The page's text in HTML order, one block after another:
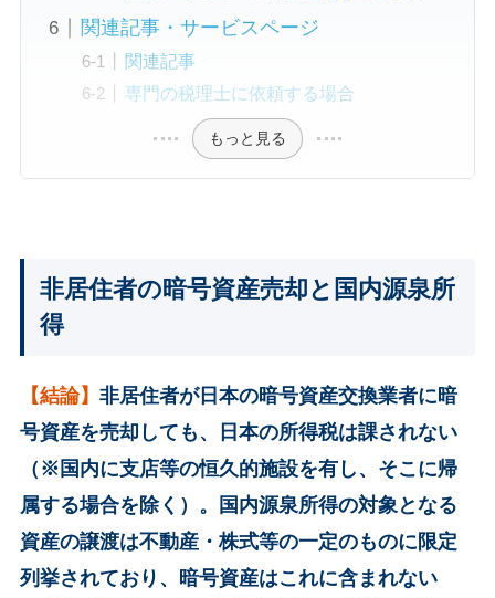
関連記事・サービスページ
関連記事
専門の税理士に依頼する場合
もっと見る
非居住者の暗号資産売却と国内源泉所
得
【結論】 非居住者が日本の暗号資産交換業者に暗
号資産を売却しても、日本の所得税は課されない
（※国内に支店等の恒久的施設を有し、そこに帰
属する場合を除く）。国内源泉所得の対象となる
資産の譲渡は不動産・株式等の一定のものに限定
列挙されており、暗号資産はこれに含まれない